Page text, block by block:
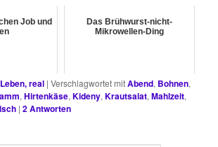
Job und
Das Brühwurst-nicht-
Mikrowellen-Ding
Leben, real |Verschlagwortet mitAbend, Bohnen,
,Hirtenkäse,Kideny,Krautsalat,Mahlzeit,
|2Antworten